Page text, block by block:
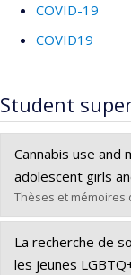
COVID-19
COVID19
Student
Cannabis use and
adolescent girls
Thèses et mémoires
Graduate :
Cycle :Master's
La recherche de
les jeunes